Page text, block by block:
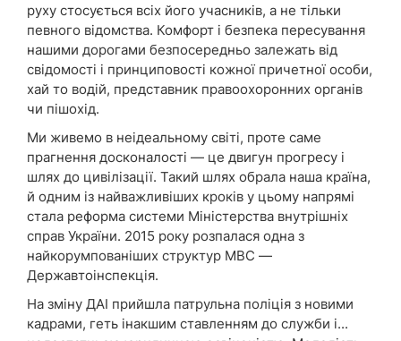
руху стосується всіх його учасників, а не тільки
певного відомства. Комфорт і безпека пересування
нашими дорогами безпосередньо залежать від
свідомості і принциповості кожної причетної особи,
хай то водій, представник правоохоронних органів
чи пішохід.
Ми живемо в неідеальному світі, проте саме
прагнення досконалості — це двигун прогресу і
шлях до цивілізації. Такий шлях обрала наша країна,
й одним із найважливіших кроків у цьому напрямі
стала реформа системи Міністерства внутрішніх
справ України. 2015 року розпалася одна з
найкорумпованіших структур МВС —
Державтоінспекція.
На зміну ДАІ прийшла патрульна поліція з новими
кадрами, геть інакшим ставленням до служби і...